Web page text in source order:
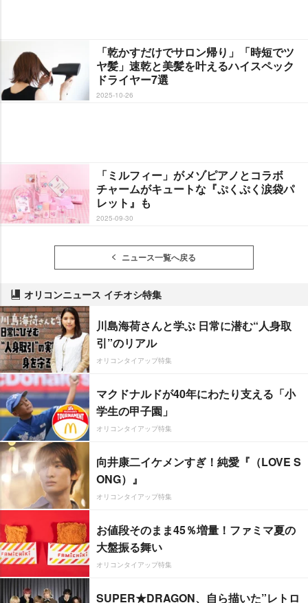
「乾かすだけでサロン帰り」「時短でツ
ヤ髪」速乾と美髪を叶えるハイスペック
ドライヤー7選
2025-10-26
「ミルフィー」がメゾピアノとコラボ
チャームがキュートな『ぷくぷく涙袋パ
レット』も
2025-09-30
ニュース一覧へ戻る
オリコンニュース イチオシ特集
川島海荷さんと学ぶ 日常に潜む“人身取
引”のリアル
オリコンタイアップ特集
マクドナルドが40年にわたり支える「小
学生の甲子園」
オリコンタイアップ特集
向井康二イケメンすぎ！純愛『（LOVE S
ONG）』
オリコンタイアップ特集
お値段そのまま45％増量！ファミマ夏の
大盤振る舞い
オリコンタイアップ特集
SUPER★DRAGON、自ら描いた”レトロ